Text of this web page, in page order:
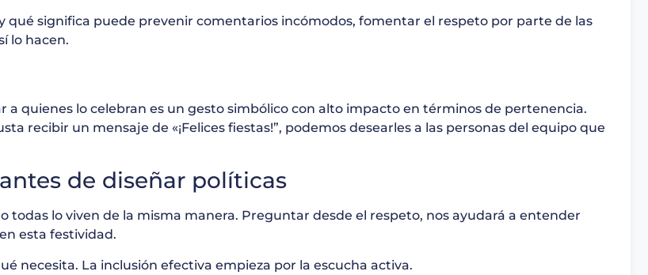
qué significa puede prevenir comentarios incómodos, fomentar el respeto por parte de las
lo hacen.
quienes lo celebran es un gesto simbólico con alto impacto en términos de pertenencia.
recibir un mensaje de «¡Felices fiestas!”, podemos desearles a las personas del equipo que
de diseñar políticas
todas lo viven de la misma manera. Preguntar desde el respeto, nos ayudará a entender
esta festividad.
necesita. La inclusión efectiva empieza por la escucha activa.